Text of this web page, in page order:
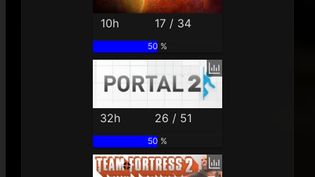
10h 17 / 34
50 %
32h 26 / 51
50 %